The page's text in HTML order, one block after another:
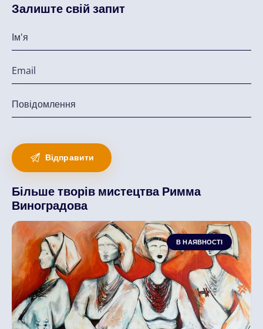
Залиште свій запит
Більше творів мистецтва Римма
Виноградова
В НАЯВНОСТІ